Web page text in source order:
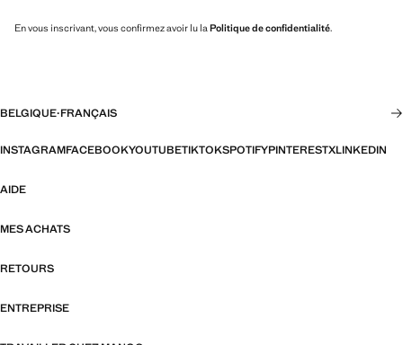
En vous inscrivant, vous confirmez avoir lu la Politique de confidentialité.
BELGIQUE·FRANÇAIS
INSTAGRAMFACEBOOKYOUTUBETIKTOKSPOTIFYPINTERESTXLINKEDIN
AIDE
MES ACHATS
RETOURS
ENTREPRISE